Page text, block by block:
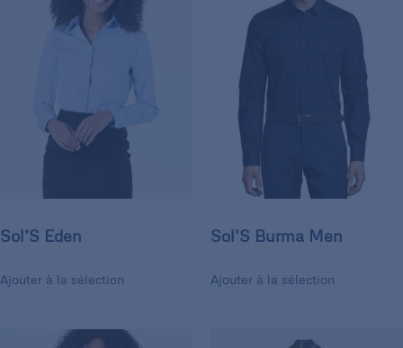
Sol’S Eden
Ajouter à la sélection
Sol’S Burma Men
Ajouter à la sélection